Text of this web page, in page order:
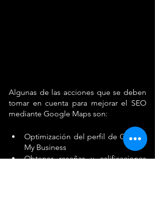
Algunas de las acciones que se deben
tomar en cuenta para mejorar el SEO
mediante Google Maps son:
Optimización del perfil de Google
My Business
Obtener reseñas y calificaciones